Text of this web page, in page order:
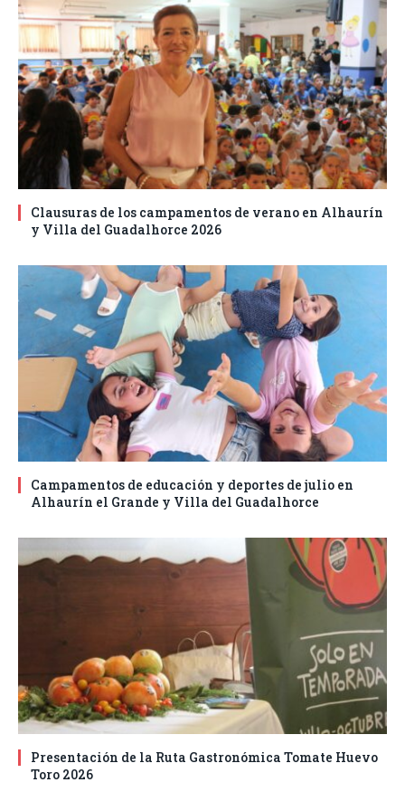
Clausuras de los campamentos de verano en Alhaurín
y Villa del Guadalhorce 2026
Campamentos de educación y deportes de julio en
Alhaurín el Grande y Villa del Guadalhorce
Presentación de la Ruta Gastronómica Tomate Huevo
Toro 2026